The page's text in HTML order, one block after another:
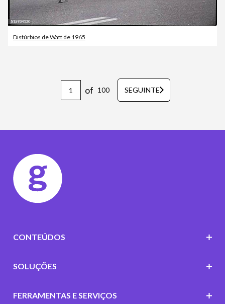
Distúrbios de Watt de 1965
of 100 SEGUINTE
CONTEÚDOS
SOLUÇÕES
FERRAMENTAS E SERVIÇOS